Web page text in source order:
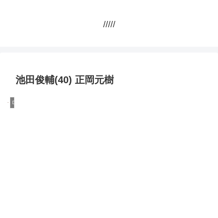
/////
池田俊輔(40) 正岡元樹
DQN